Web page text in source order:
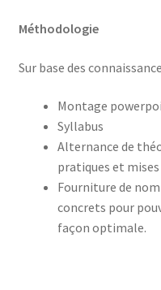
Méthodologie
Sur base des
Montage
Syllabus
Alternance de
pratiques et
Fourniture de
concrets pour
façon optimale.